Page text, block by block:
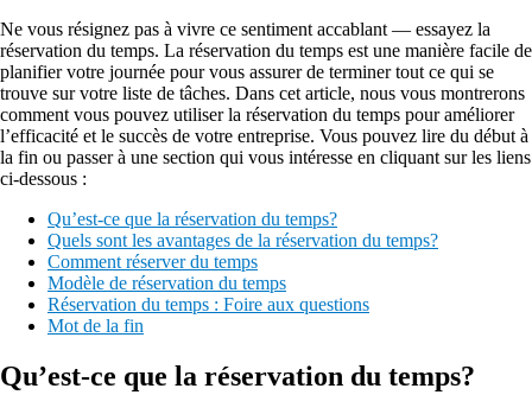
Ne vous résignez pas à vivre ce sentiment accablant — essayez la
réservation du temps. La réservation du temps est une manière facile de
planifier votre journée pour vous assurer de terminer tout ce qui se
trouve sur votre liste de tâches. Dans cet article, nous vous montrerons
comment vous pouvez utiliser la réservation du temps pour améliorer
l’efficacité et le succès de votre entreprise. Vous pouvez lire du début à
la fin ou passer à une section qui vous intéresse en cliquant sur les liens
ci-dessous :
Qu’est-ce que la réservation du temps?
Quels sont les avantages de la réservation du temps?
Comment réserver du temps
Modèle de réservation du temps
Réservation du temps : Foire aux questions
Mot de la fin
Qu’est-ce que la réservation du temps?